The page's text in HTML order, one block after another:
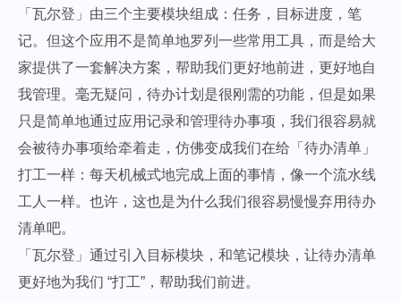
「瓦尔登」由三个主要模块组成：任务，目标进度，笔
记。但这个应用不是简单地罗列一些常用工具，而是给大
家提供了一套解决方案，帮助我们更好地前进，更好地自
我管理。毫无疑问，待办计划是很刚需的功能，但是如果
只是简单地通过应用记录和管理待办事项，我们很容易就
会被待办事项给牵着走，仿佛变成我们在给「待办清单」
打工一样：每天机械式地完成上面的事情，像一个流水线
工人一样。也许，这也是为什么我们很容易慢慢弃用待办
清单吧。
「瓦尔登」通过引入目标模块，和笔记模块，让待办清单
更好地为我们 “打工”，帮助我们前进。